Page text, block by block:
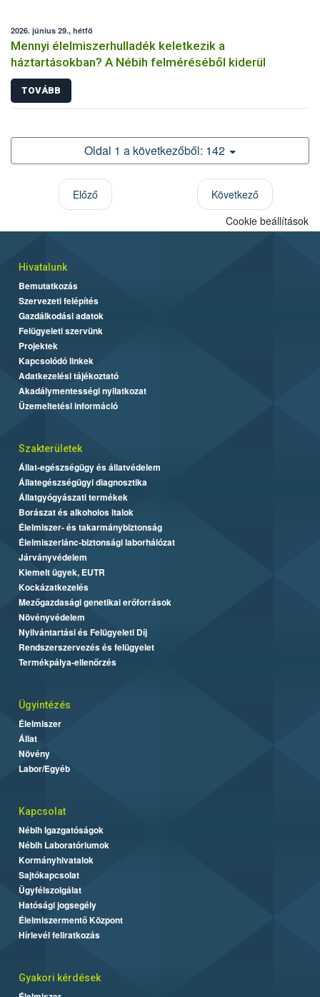
2026. június 29., hétfő
Mennyi élelmiszerhulladék keletkezik a
háztartásokban? A Nébih felméréséből kiderül
TOVÁBB
Oldal 1 a következőből: 142
Előző
Következő
Cookie beállítások
Hivatalunk
Bemutatkozás
Szervezeti felépítés
Gazdálkodási adatok
Felügyeleti szervünk
Projektek
Kapcsolódó linkek
Adatkezelési tájékoztató
Akadálymentességi nyilatkozat
Üzemeltetési információ
Szakterületek
Állat-egészségügy és állatvédelem
Állategészségügyi diagnosztika
Állatgyógyászati termékek
Borászat és alkoholos italok
Élelmiszer- és takarmánybiztonság
Élelmiszerlánc-biztonsági laborhálózat
Járványvédelem
Kiemelt ügyek, EUTR
Kockázatkezelés
Mezőgazdasági genetikai erőforrások
Növényvédelem
Nyilvántartási és Felügyeleti Díj
Rendszerszervezés és felügyelet
Termékpálya-ellenőrzés
Ügyintézés
Élelmiszer
Állat
Növény
Labor/Egyéb
Kapcsolat
Nébih Igazgatóságok
Nébih Laboratóriumok
Kormányhivatalok
Sajtókapcsolat
Ügyfélszolgálat
Hatósági jogsegély
Élelmiszermentő Központ
Hírlevél feliratkozás
Gyakori kérdések